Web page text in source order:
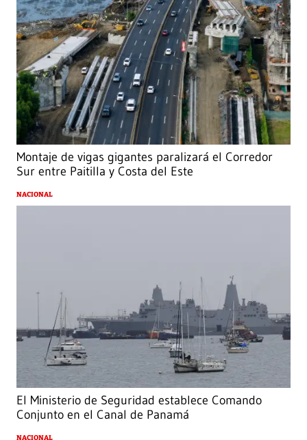
Montaje de vigas gigantes paralizará el Corredor
Sur entre Paitilla y Costa del Este
NACIONAL
El Ministerio de Seguridad establece Comando
Conjunto en el Canal de Panamá
NACIONAL